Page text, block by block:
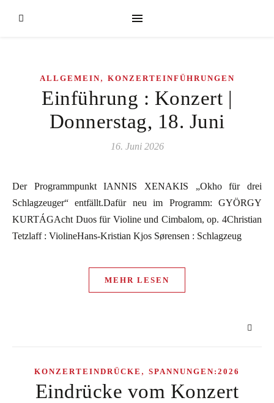
ALLGEMEIN, KONZERTEINFÜHRUNGEN
Einführung : Konzert |
Donnerstag, 18. Juni
16. Juni 2026
Der Programmpunkt IANNIS XENAKIS „Okho für drei
Schlagzeuger“ entfällt.Dafür neu im Programm: GYÖRGY
KURTÁGAcht Duos für Violine und Cimbalom, op. 4Christian
Tetzlaff : ViolineHans-Kristian Kjos Sørensen : Schlagzeug
MEHR LESEN
KONZERTEINDRÜCKE , SPANNUNGEN:2026
Eindrücke vom Konzert